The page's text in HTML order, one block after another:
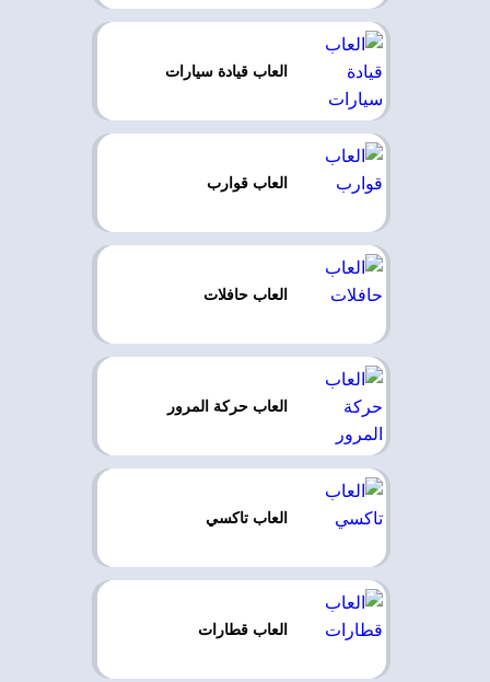
العاب قيادة سيارات
العاب قوارب
العاب حافلات
العاب حركة المرور
العاب تاكسي
العاب قطارات